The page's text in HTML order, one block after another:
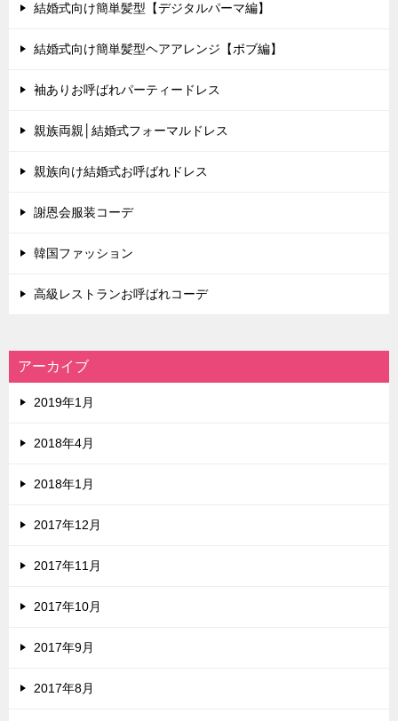
結婚式向け簡単髪型【デジタルパーマ編】
結婚式向け簡単髪型ヘアアレンジ【ボブ編】
袖ありお呼ばれパーティードレス
親族両親│結婚式フォーマルドレス
親族向け結婚式お呼ばれドレス
謝恩会服装コーデ
韓国ファッション
高級レストランお呼ばれコーデ
アーカイブ
2019年1月
2018年4月
2018年1月
2017年12月
2017年11月
2017年10月
2017年9月
2017年8月